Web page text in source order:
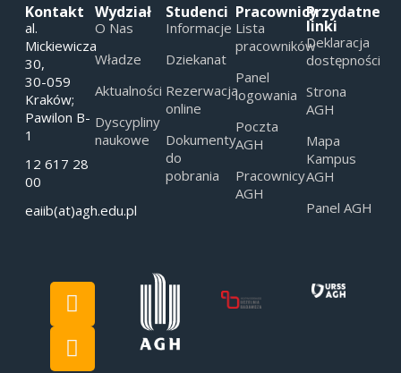
Kontakt
al.
Mickiewicza
30,
30-059
Kraków;
Pawilon B-
1
12 617 28
00
eaiib(at)agh.edu.pl
Wydział
O Nas
Władze
Aktualności
Dyscypliny
naukowe
Studenci
Informacje
Dziekanat
Rezerwacja
online
Dokumenty
do
pobrania
Pracownicy
Lista
pracowników
Panel
logowania
Poczta
AGH
Pracownicy
AGH
Przydatne
linki
Deklaracja
dostępności
Strona
AGH
Mapa
Kampus
AGH
Panel AGH